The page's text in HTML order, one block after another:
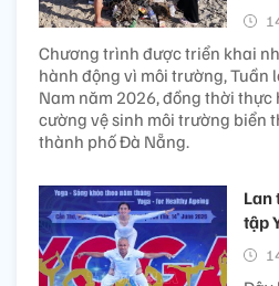
Chương trình được triển khai
hành động vì môi trường, Tuần
Nam năm 2026, đồng thời
cường vệ sinh môi trường biển
thành phố Đà Nẵng.
Lan
tập